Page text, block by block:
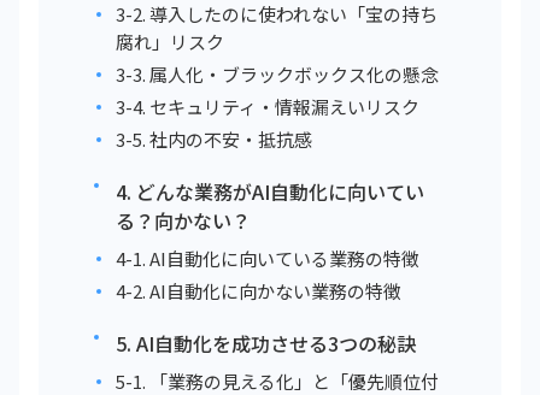
3-2. 導入したのに使われない「宝の持ち
腐れ」リスク
3-3. 属人化・ブラックボックス化の懸念
3-4. セキュリティ・情報漏えいリスク
3-5. 社内の不安・抵抗感
4. どんな業務がAI自動化に向いてい
る？向かない？
4-1. AI自動化に向いている業務の特徴
4-2. AI自動化に向かない業務の特徴
5. AI自動化を成功させる3つの秘訣
5-1. 「業務の見える化」と「優先順位付